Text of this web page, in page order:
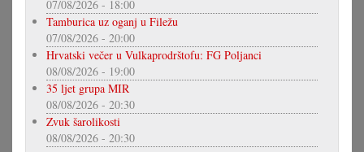
07/08/2026 - 18:00
Tamburica uz oganj u Filežu
07/08/2026 - 20:00
Hrvatski večer u Vulkaprodrštofu: FG Poljanci
08/08/2026 - 19:00
35 ljet grupa MIR
08/08/2026 - 20:30
Zvuk šarolikosti
08/08/2026 - 20:30